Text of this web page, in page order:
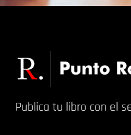
Publica tu libro con el